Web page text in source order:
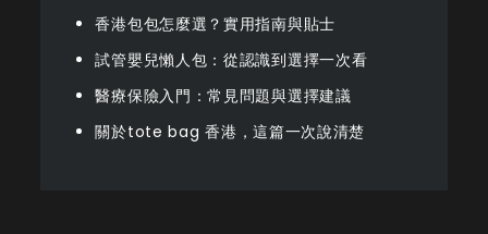
香港包包怎麼選？實用指南與貼士
試管嬰兒懶人包：從認識到選擇一次看
醫療保險入門：常見問題與選擇建議
關於tote bag 香港，這篇一次說清楚